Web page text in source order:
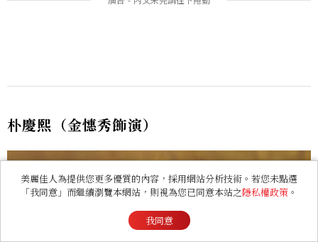
朴慶熙（金憓秀飾演）
美麗佳人為提供您更多優質的內容，採用網站分析技術。若您未點選
「我同意」而繼續瀏覽本網站，則視為您已同意本站之隱私權政策 。
我同意